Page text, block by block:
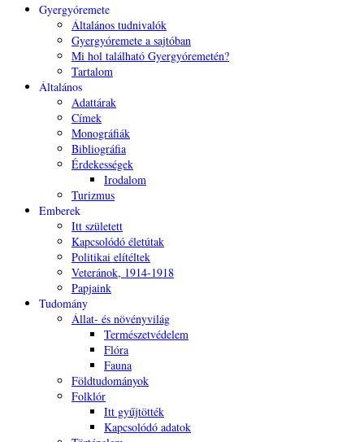
Gyergyóremete
Általános tudnivalók
Gyergyóremete a sajtóban
Mi hol található Gyergyóremetén?
Tartalom
Általános
Adattárak
Címek
Monográfiák
Bibliográfia
Érdekességek
Irodalom
Turizmus
Emberek
Itt született
Kapcsolódó életútak
Politikai elítéltek
Veteránok, 1914-1918
Papjaink
Tudomány
Állat- és növényvilág
Természetvédelem
Flóra
Fauna
Földtudományok
Folklór
Itt gyűjtötték
Kapcsolódó adatok